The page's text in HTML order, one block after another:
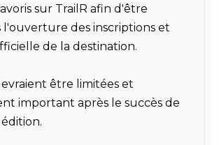
sur TrailR afin d'être
l'ouverture des inscriptions et
de la destination.
être limitées et
important après le succès de